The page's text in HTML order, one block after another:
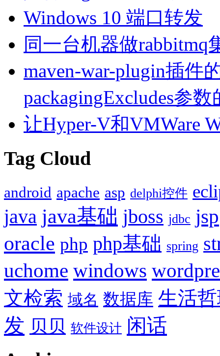
Windows 10 端口转发
同一台机器做rabbitmq
maven-war-plugin插件
packagingExcludes参
让Hyper-V和VMWare
Tag Cloud
android apache asp delphi控件
java java基础 jboss jdbc jsp
oracle php php基础 spring
uchome windows
文检索 域名 数据库 生活
发 贝贝 软件设计 闲话